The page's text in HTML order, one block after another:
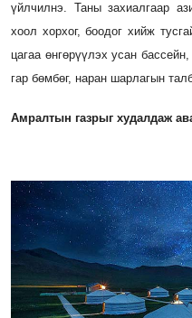
үйлчилнэ. Таны захиалгаар
хоол хорхог, боодог хийж
цагаа өнгөрүүлэх усан
гар бөмбөг, наран шарлагын
Амралтын газрыг худалдаж